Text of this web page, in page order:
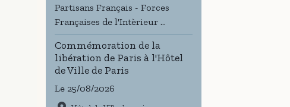
Partisans Français - Forces
Françaises de l'Intèrieur ...
Commémoration de la
libération de Paris à l'Hôtel
de Ville de Paris
Le 25/08/2026